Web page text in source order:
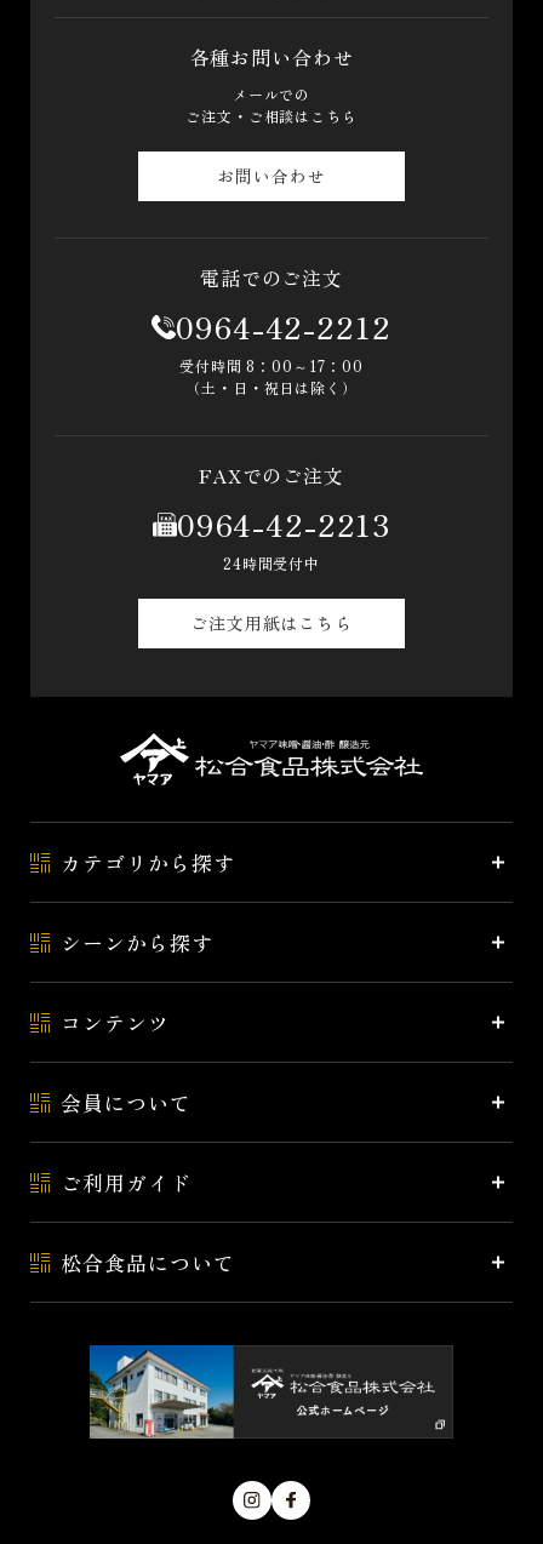
各種お問い合わせ
メールでの
ご注文・ご相談はこちら
お問い合わせ
電話でのご注文
0964-42-2212
受付時間 8：00～17：00
（土・日・祝日は除く）
FAXでのご注文
0964-42-2213
24時間受付中
ご注文用紙はこちら
カテゴリから探す
シーンから探す
コンテンツ
会員について
ご利用ガイド
松合食品について